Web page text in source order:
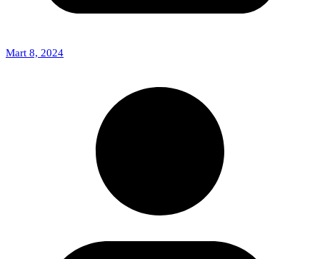
Mart 8, 2024